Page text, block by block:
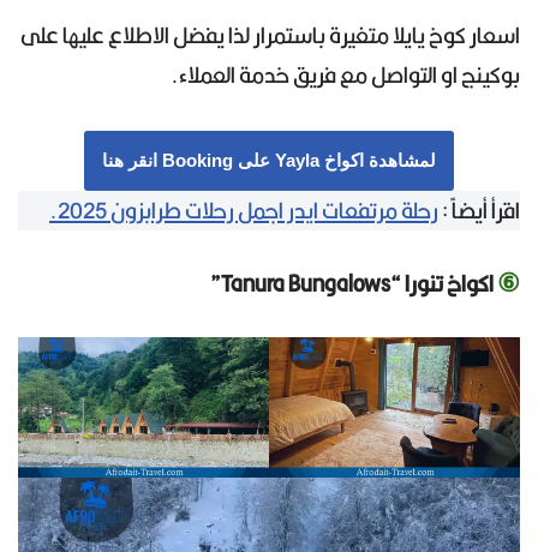
اسعار كوخ يايلا متغيرة باستمرار لذا يفضل الاطلاع عليها على
بوكينج او التواصل مع فريق خدمة العملاء.
لمشاهدة اكواخ Yayla على Booking انقر هنا
اقرأ أيضاً :رحلة مرتفعات ايدر اجمل رحلات طرابزون 2025.
⑥اكواخ تنورا “Tanura Bungalows”